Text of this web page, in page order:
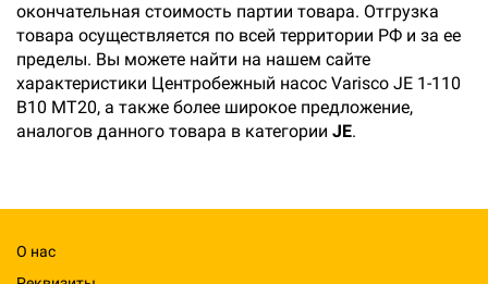
окончательная стоимость партии товара. Отгрузка
товара осуществляется по всей территории РФ и за ее
пределы. Вы можете найти на нашем сайте
характеристики Центробежный насос Varisco JE 1-110
B10 MT20, а также более широкое предложение,
аналогов данного товара в категории JE.
О нас